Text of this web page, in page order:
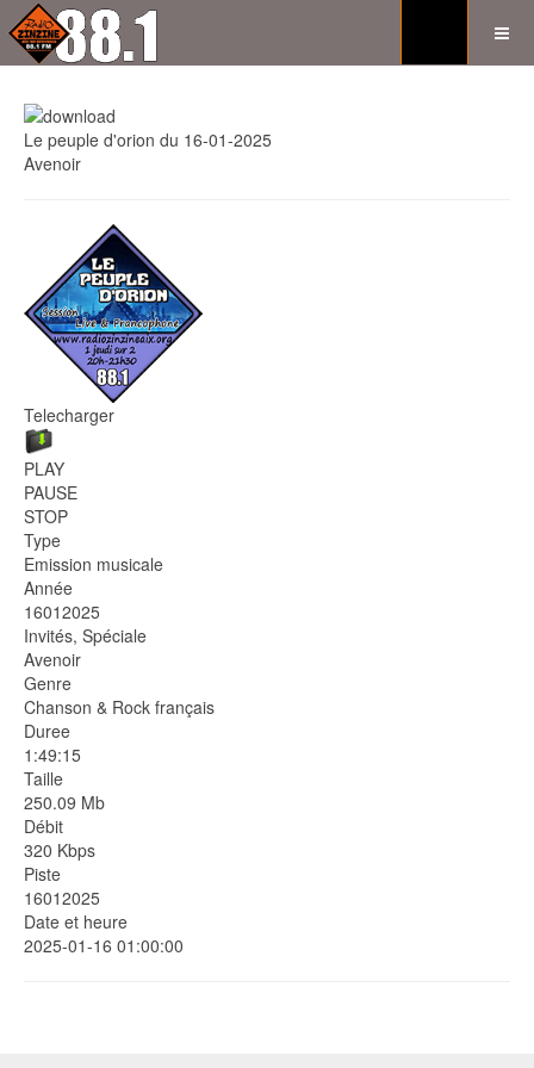
Le peuple d'orion du 16-01-2025
Avenoir
Telecharger
PLAY
PAUSE
STOP
Type
Emission musicale
Année
16012025
Invités, Spéciale
Avenoir
Genre
Chanson & Rock français
Duree
1:49:15
Taille
250.09 Mb
Débit
320 Kbps
Piste
16012025
Date et heure
2025-01-16 01:00:00